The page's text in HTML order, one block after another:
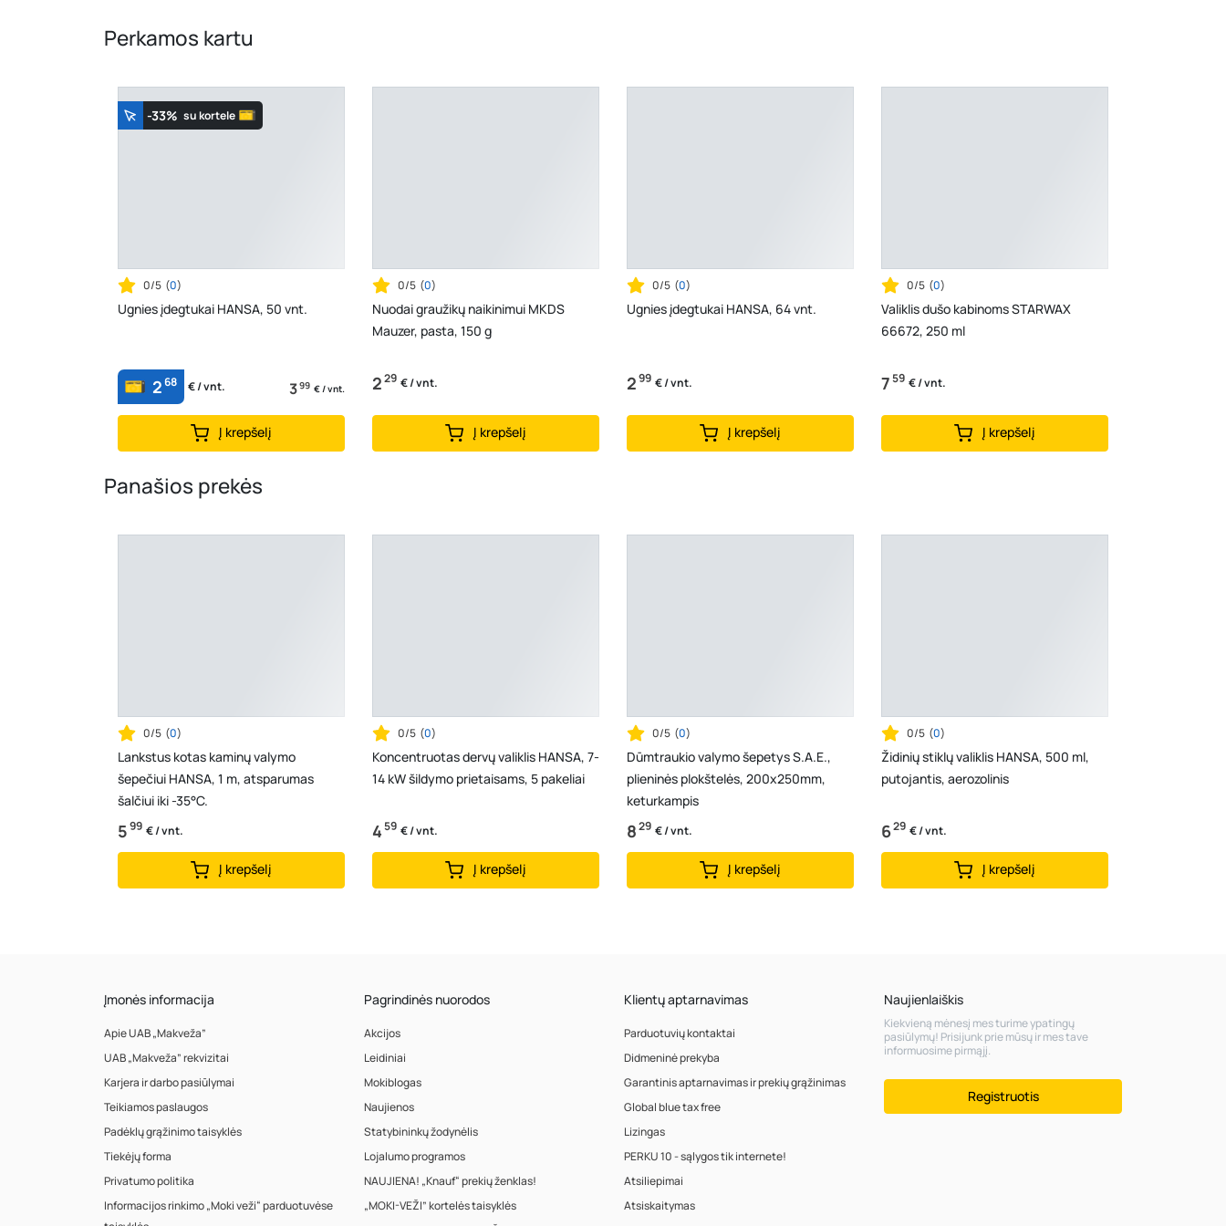
Perkamos kartu
-33% su kortele
0/5 (0)
Ugnies įdegtukai HANSA, 50 vnt.
268 € / vnt. 399 € / vnt.
Į krepšelį
0/5 (0)
Nuodai graužikų naikinimui MKDS
Mauzer, pasta, 150 g
229 € / vnt.
Į krepšelį
0/5 (0)
Ugnies įdegtukai HANSA, 64 vnt.
299 € / vnt.
Į krepšelį
0/5 (0)
Valiklis dušo kabinoms STARWAX
66672, 250 ml
759 € / vnt.
Į krepšelį
Panašios prekės
0/5 (0)
Lankstus kotas kaminų valymo
šepečiui HANSA, 1 m, atsparumas
šalčiui iki -35°C.
599 € / vnt.
Į krepšelį
0/5 (0)
Koncentruotas dervų valiklis HANSA, 7-
14 kW šildymo prietaisams, 5 pakeliai
459 € / vnt.
Į krepšelį
0/5 (0)
Dūmtraukio valymo šepetys S.A.E.,
plieninės plokštelės, 200x250mm,
keturkampis
829 € / vnt.
Į krepšelį
0/5 (0)
Židinių stiklų valiklis HANSA, 500 ml,
putojantis, aerozolinis
629 € / vnt.
Į krepšelį
Įmonės informacija
Apie UAB „Makveža”
UAB „Makveža” rekvizitai
Karjera ir darbo pasiūlymai
Teikiamos paslaugos
Padėklų grąžinimo taisyklės
Tiekėjų forma
Privatumo politika
Informacijos rinkimo „Moki veži“ parduotuvėse
Pagrindinės nuorodos
Akcijos
Leidiniai
Mokiblogas
Naujienos
Statybininkų žodynėlis
Lojalumo programos
NAUJIENA! „Knauf“ prekių ženklas!
„MOKI-VEŽI” kortelės taisyklės
Klientų aptarnavimas
Parduotuvių kontaktai
Didmeninė prekyba
Garantinis aptarnavimas ir prekių grąžinimas
Global blue tax free
Lizingas
PERKU 10 - sąlygos tik internete!
Atsiliepimai
Atsiskaitymas
Naujienlaiškis
Kiekvieną mėnesį mes turime ypatingų
pasiūlymų! Prisijunk prie mūsų ir mes tave
informuosime pirmąjį.
Registruotis